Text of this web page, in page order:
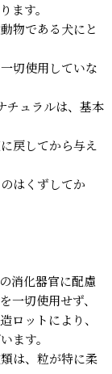
ます。
物である犬にと
切使用していな
チュラルは、基本
戻してから与え
はくずしてか
消化器官に配慮
一切使用せず、
ロットにより、
ます。
は、粒が特に柔